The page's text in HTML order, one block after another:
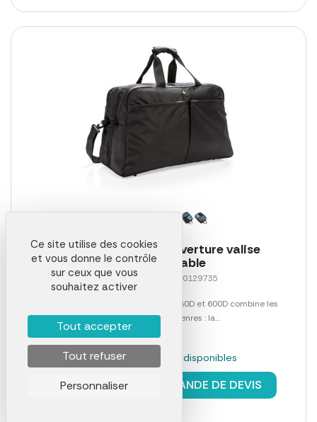
Sac de sport avec ouverture valise
personnalisable
Référence 00027LAB0129735
Sac révolutionnaire en polyester 1680D et 600D combine les
avantages de deux genres : la...
En stock : 207 pièces disponibles
à partir de38,79 € DEMANDE DE DEVIS
Ce site utilise des cookies
et vous donne le contrôle
sur ceux que vous
souhaitez activer
Tout accepter
Tout refuser
Personnaliser